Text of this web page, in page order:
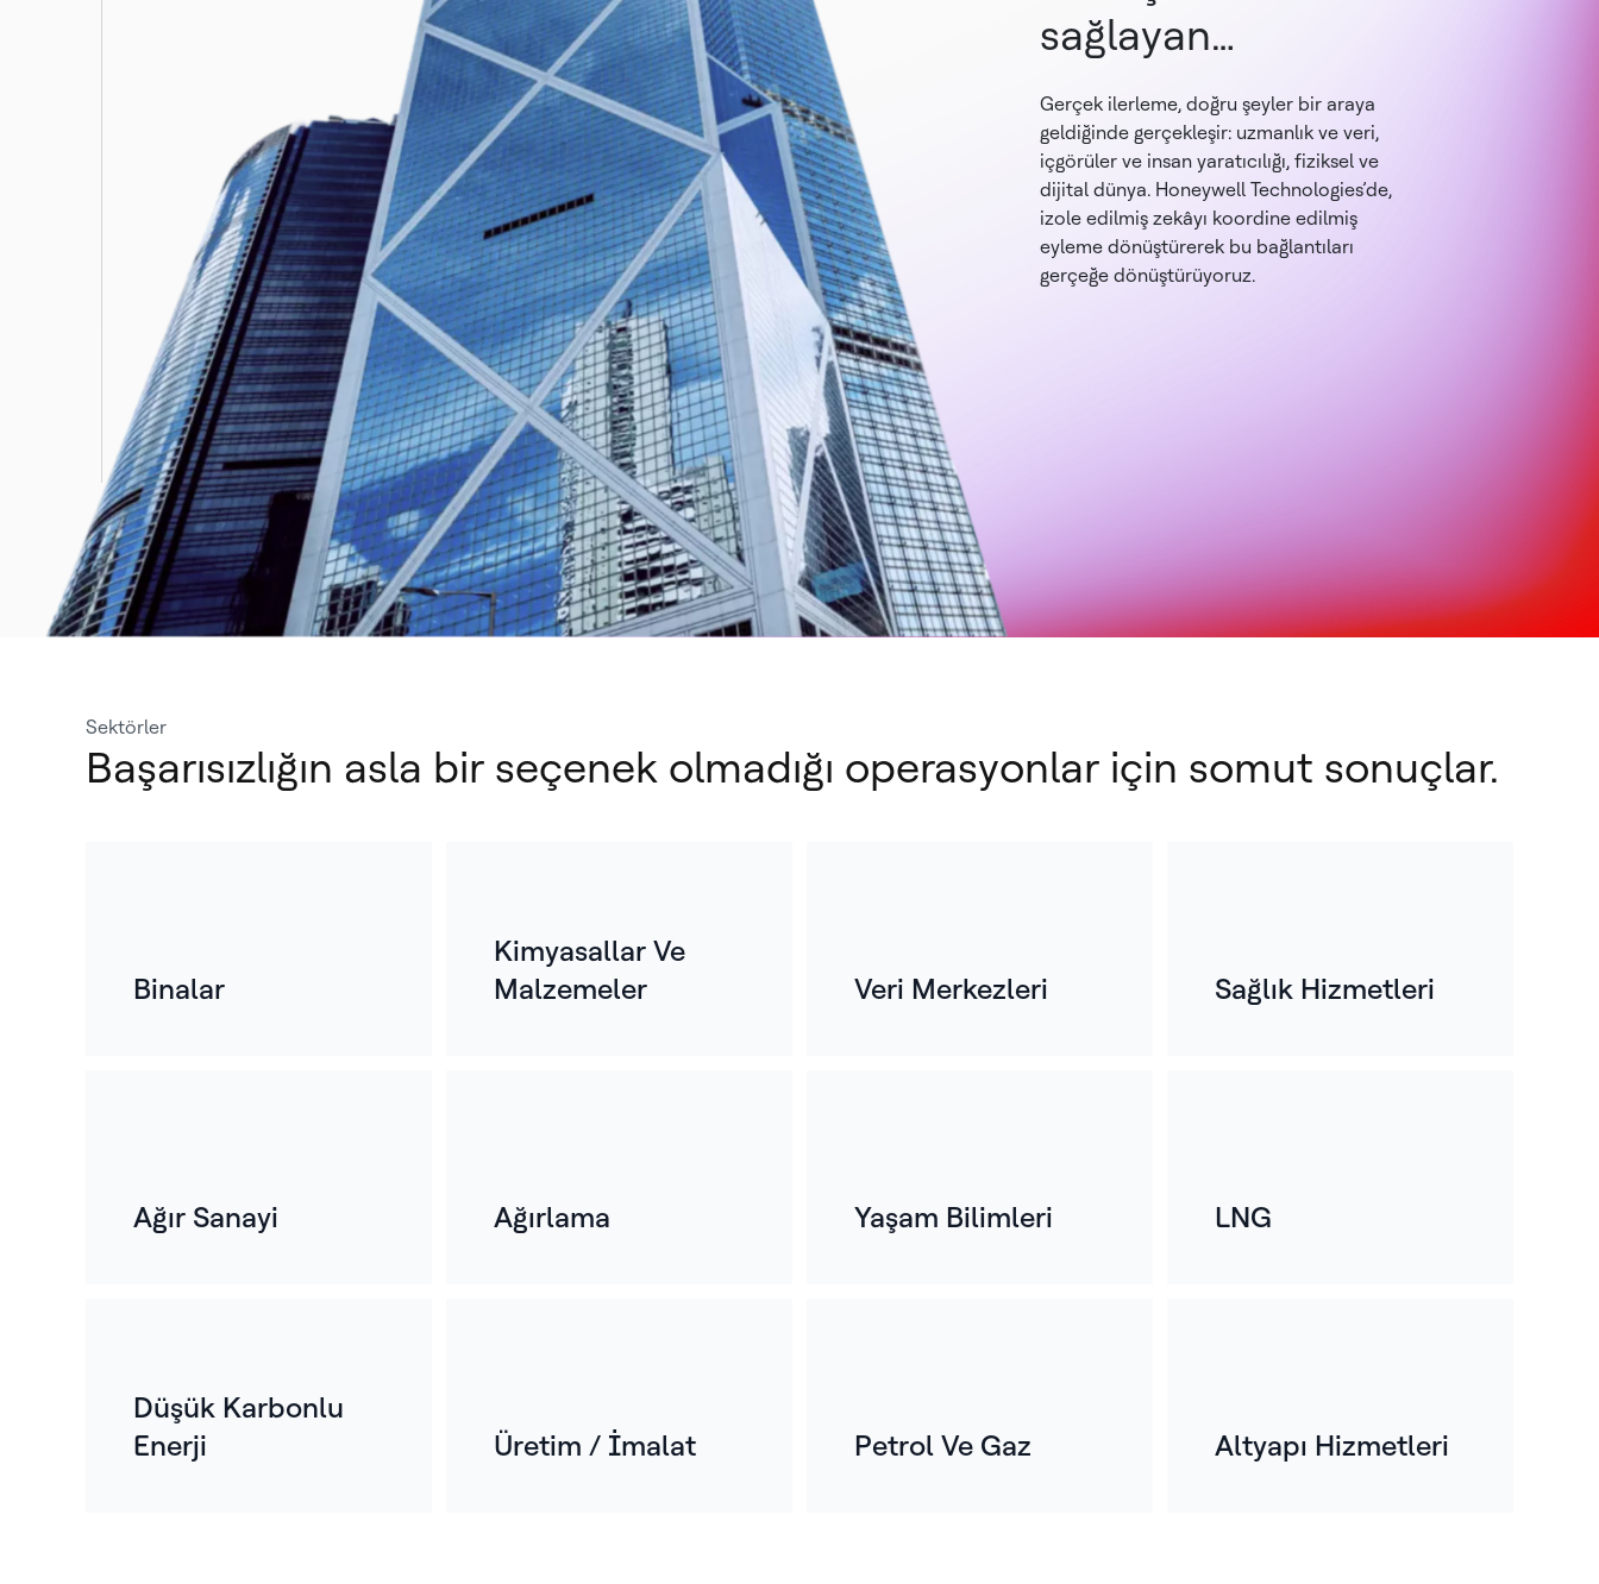
sağlayan
bağlantılar.
Gerçek ilerleme, doğru şeyler bir araya
geldiğinde gerçekleşir: uzmanlık ve veri,
içgörüler ve insan yaratıcılığı, fiziksel ve
dijital dünya. Honeywell Technologies’de,
izole edilmiş zekâyı koordine edilmiş
eyleme dönüştürerek bu bağlantıları
gerçeğe dönüştürüyoruz.
Yüzyılı aşkın
gerçek sonuçlara yol açtığı sektörlerde
en acil güçlüklerin üstesinden geldik:
Sektörler
Başarısızlığın asla bir seçenek olmadığı operasyonlar için somut sonuçlar.
Binalar
Kimyasallar Ve
Malzemeler
Veri Merkezleri Sağlık Hizmetleri
Ağır Sanayi Ağırlama Yaşam Bilimleri LNG
Düşük Karbonlu
Enerji
Üretim / İmalat Petrol Ve Gaz Altyapı Hizmetleri